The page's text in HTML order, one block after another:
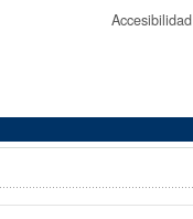
Accesibilidad